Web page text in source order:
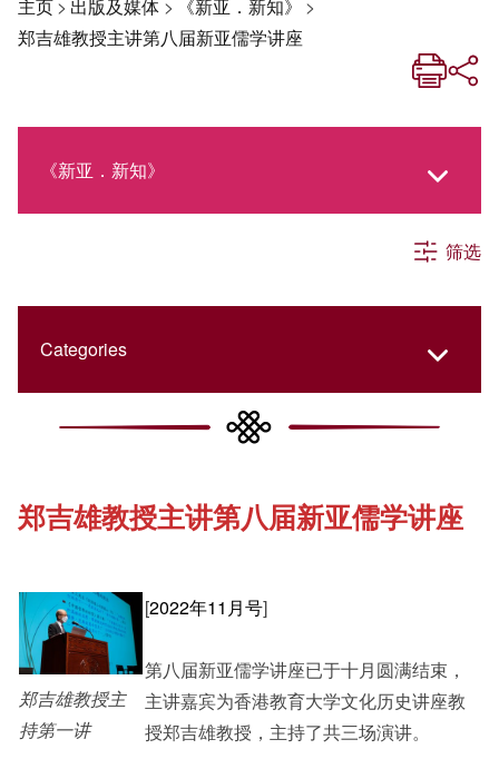
主页> 出版及媒体 > 《新亚．新知》 >
郑吉雄教授主讲第八届新亚儒学讲座
《新亚．新知》
社交媒体专栏
《新亚简讯》
《新亚书院概览》
其他书院出版
新亚影集
筛选
Categories
College Updates
Cultural Topics
Student Development
Staff Engagement
郑吉雄教授主讲第八届新亚儒学讲座
郑吉雄教授主
持第一讲
[2022年11月号]
第八届新亚儒学讲座已于十月圆满结束，
主讲嘉宾为香港教育大学文化历史讲座教
授郑吉雄教授，主持了共三场演讲。